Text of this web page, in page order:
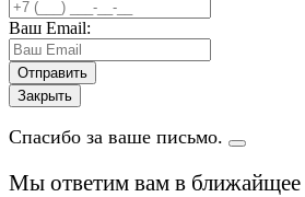
Ваш Email:
Закрыть
Спасибо за ваше письмо.
Мы ответим вам в ближайщее